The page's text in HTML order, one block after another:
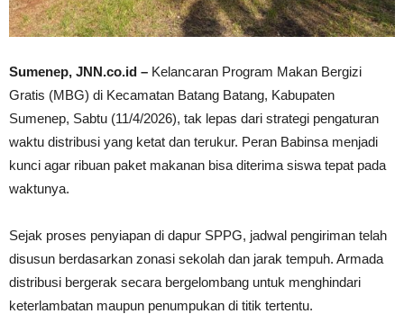
Sumenep, JNN.co.id – Kelancaran Program Makan Bergizi
Gratis (MBG) di Kecamatan Batang Batang, Kabupaten
Sumenep, Sabtu (11/4/2026), tak lepas dari strategi pengaturan
waktu distribusi yang ketat dan terukur. Peran Babinsa menjadi
kunci agar ribuan paket makanan bisa diterima siswa tepat pada
waktunya.
Sejak proses penyiapan di dapur SPPG, jadwal pengiriman telah
disusun berdasarkan zonasi sekolah dan jarak tempuh. Armada
distribusi bergerak secara bergelombang untuk menghindari
keterlambatan maupun penumpukan di titik tertentu.